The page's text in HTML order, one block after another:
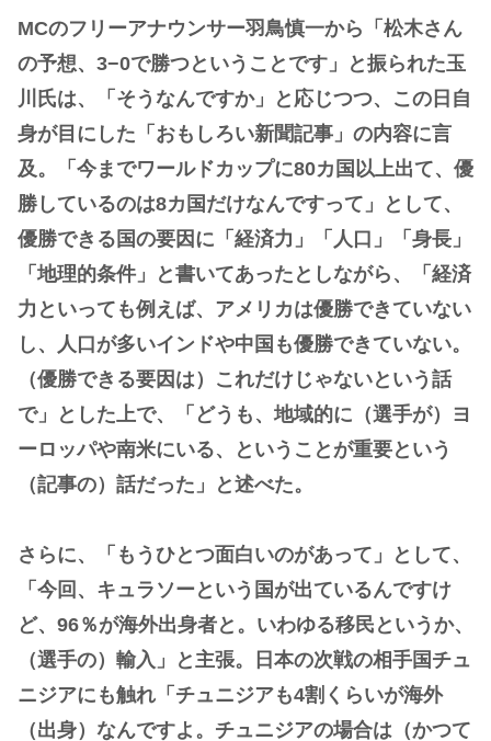
MCのフリーアナウンサー羽鳥慎一から「松木さん
の予想、3−0で勝つということです」と振られた玉
川氏は、「そうなんですか」と応じつつ、この日自
身が目にした「おもしろい新聞記事」の内容に言
及。「今までワールドカップに80カ国以上出て、優
勝しているのは8カ国だけなんですって」として、
優勝できる国の要因に「経済力」「人口」「身長」
「地理的条件」と書いてあったとしながら、「経済
力といっても例えば、アメリカは優勝できていない
し、人口が多いインドや中国も優勝できていない。
（優勝できる要因は）これだけじゃないという話
で」とした上で、「どうも、地域的に（選手が）ヨ
ーロッパや南米にいる、ということが重要という
（記事の）話だった」と述べた。
さらに、「もうひとつ面白いのがあって」として、
「今回、キュラソーという国が出ているんですけ
ど、96％が海外出身者と。いわゆる移民というか、
（選手の）輸入」と主張。日本の次戦の相手国チュ
ニジアにも触れ「チュニジアも4割くらいが海外
（出身）なんですよ。チュニジアの場合は（かつて